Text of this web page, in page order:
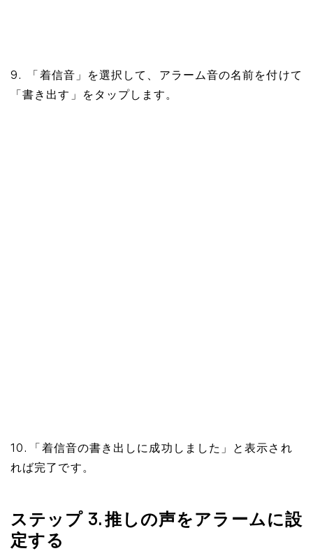
9. 「着信音」を選択して、アラーム音の名前を付けて
「書き出す」をタップします。
10. 「着信音の書き出しに成功しました」と表示され
れば完了です。
ステップ 3. 推しの声をアラームに設
定する